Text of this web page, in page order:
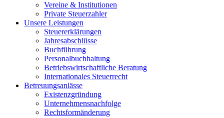
Vereine & Institutionen
Private Steuerzahler
Unsere Leistungen
Steuererklärungen
Jahresabschlüsse
Buchführung
Personalbuchhaltung
Betriebswirtschaftliche Beratung
Internationales Steuerrecht
Betreuungsanlässe
Existenzgründung
Unternehmensnachfolge
Rechtsformänderung